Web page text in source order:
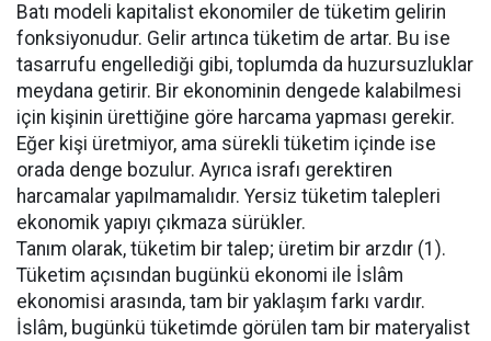
Batı modeli kapitalist ekonomiler de tüketim gelirin
fonksiyonudur. Gelir artınca tüketim de artar. Bu ise
tasarrufu engellediği gibi, toplumda da huzursuzluklar
meydana getirir. Bir ekonominin dengede kalabilmesi
için kişinin ürettiğine göre harcama yapması gerekir.
Eğer kişi üretmiyor, ama sürekli tüketim içinde ise
orada denge bozulur. Ayrıca israfı gerektiren
harcamalar yapılmamalıdır. Yersiz tüketim talepleri
ekonomik yapıyı çıkmaza sürükler.
Tanım olarak, tüketim bir talep; üretim bir arzdır (1).
Tüketim açısından bugünkü ekonomi ile İslâm
ekonomisi arasında, tam bir yaklaşım farkı vardır.
İslâm, bugünkü tüketimde görülen tam bir materyalist